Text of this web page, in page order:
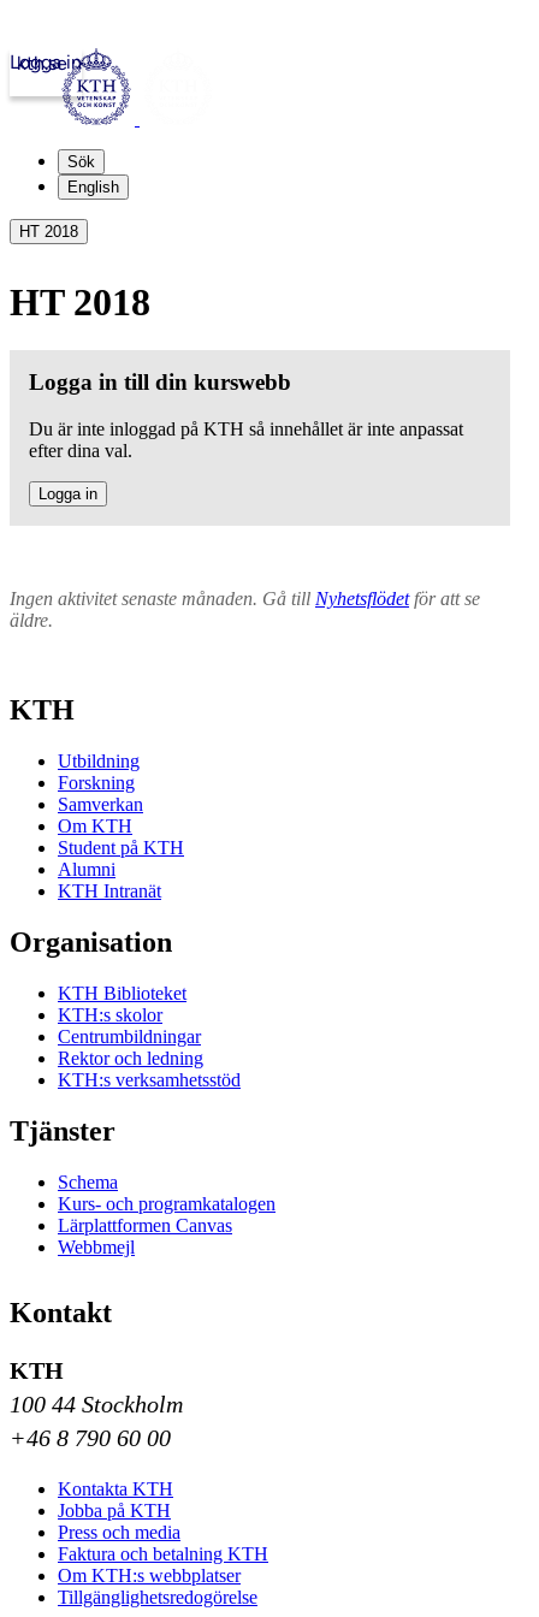
kth.se
Logga in
Sök
English
HT 2018
HT 2018
Logga in till din kurswebb
Du är inte inloggad på KTH så innehållet är inte anpassat
efter dina val.
Logga in
Ingen aktivitet senaste månaden. Gå till Nyhetsflödetför att se
äldre.
KTH
Utbildning
Forskning
Samverkan
Om KTH
Student på KTH
Alumni
KTH Intranät
Organisation
KTH Biblioteket
KTH:s skolor
Centrumbildningar
Rektor och ledning
KTH:s verksamhetsstöd
Tjänster
Schema
Kurs- och programkatalogen
Lärplattformen Canvas
Webbmejl
Kontakt
KTH
100 44 Stockholm
+46 8 790 60 00
Kontakta KTH
Jobba på KTH
Press och media
Faktura och betalning KTH
Om KTH:s webbplatser
Tillgänglighetsredogörelse